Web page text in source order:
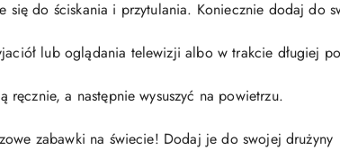
się do ściskania i przytulania. Koniecznie dodaj do
lub oglądania telewizji albo w trakcie długiej
ręcznie, a następnie wysuszyć na powietrzu.
zabawki na świecie! Dodaj je do swojej drużyny